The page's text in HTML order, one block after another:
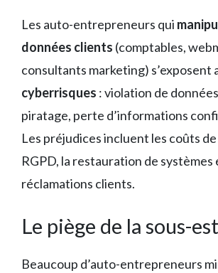
Les auto-entrepreneurs qui
données clients (comptables,
consultants marketing) s’exposent
cyberrisques : violation de
piratage, perte d’informations
Les préjudices incluent les coûts
RGPD, la restauration de systèmes
réclamations clients.
Le piège de la sous-
Beaucoup d’auto-entrepreneurs